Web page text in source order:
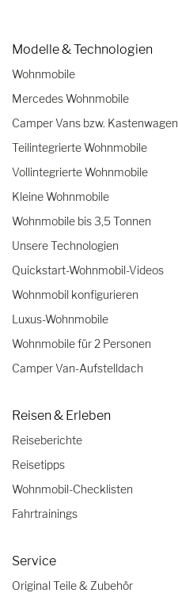
Modelle & Technologien
Wohnmobile
Mercedes Wohnmobile
Camper Vans bzw. Kastenwagen
Teilintegrierte Wohnmobile
Vollintegrierte Wohnmobile
Kleine Wohnmobile
Wohnmobile bis 3,5 Tonnen
Unsere Technologien
Quickstart-Wohnmobil-Videos
Wohnmobil konfigurieren
Luxus-Wohnmobile
Wohnmobile für 2 Personen
Camper Van-Aufstelldach
Reisen & Erleben
Reiseberichte
Reisetipps
Wohnmobil-Checklisten
Fahrtrainings
Service
Original Teile & Zubehör